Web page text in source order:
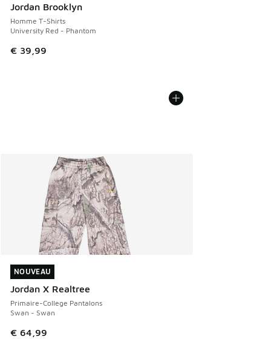
Jordan Brooklyn
Homme T-Shirts
University Red - Phantom
€ 39,99
NOUVEAU
Jordan X Realtree
Primaire-College Pantalons
Swan - Swan
€ 64,99
NOUVEAU